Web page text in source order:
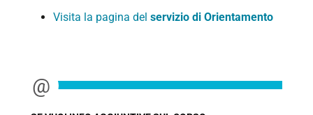
Visita la pagina del servizio di Orientamento